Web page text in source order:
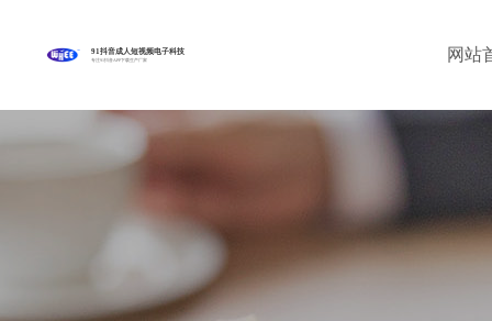
91抖音成人短视频电子科技
专注91抖音APP下载生产厂家 网站